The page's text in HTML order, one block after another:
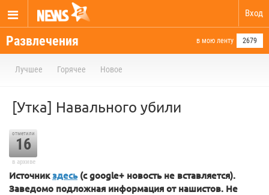
Вход
Развлечения в мою ленту 2679
Лучшее Горячее Новое
[Утка] Навального убили
отметили
16
в архиве
Источникздесь(с google+ новость не вставляется).
Заведомо подложная информация от нашистов. Не